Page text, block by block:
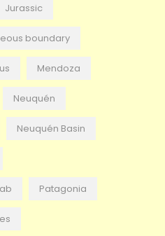
Jurassic
boundary
Mendoza
Neuquén
Neuquén Basin
Patagonia